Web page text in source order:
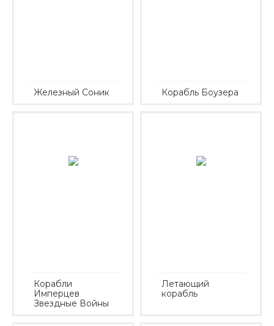
Железный Соник Корабль Боузера
Корабли
Имперцев
Звездные Войны
Летающий
корабль